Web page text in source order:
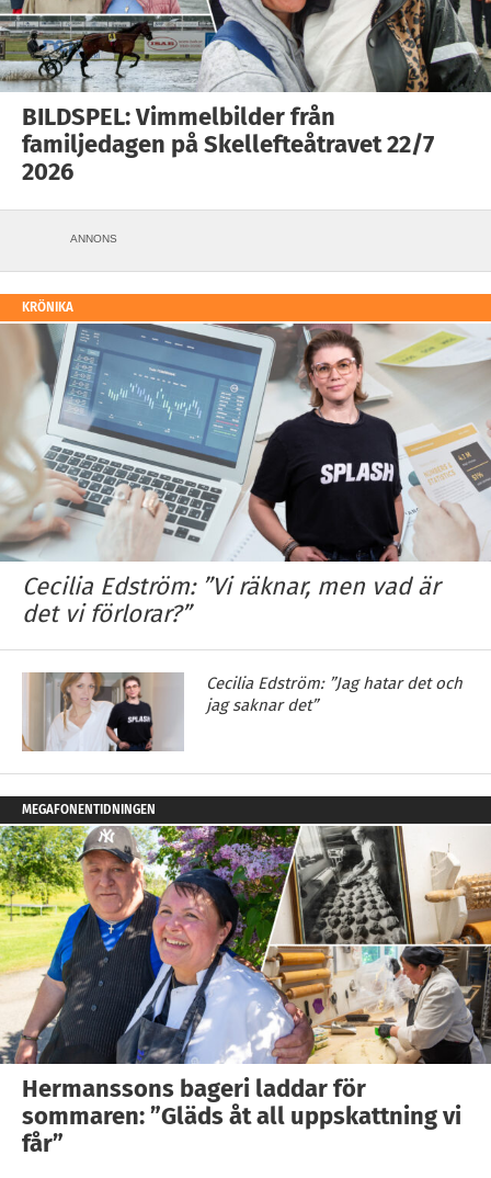
BILDSPEL: Vimmelbilder från
familjedagen på Skellefteåtravet 22/7
2026
ANNONS
KRÖNIKA
Cecilia Edström: ”Vi räknar, men vad är
det vi förlorar?”
Cecilia Edström: ”Jag hatar det och
jag saknar det”
MEGAFONENTIDNINGEN
Hermanssons bageri laddar för
sommaren: ”Gläds åt all uppskattning vi
får”